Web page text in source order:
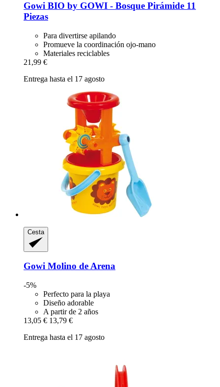
Gowi BIO by GOWI -​ Bosque Pirámide 11
Piezas
Para divertirse apilando
Promueve la coordinación ojo-mano
Materiales reciclables
21,99 €
Entrega hasta el 17 agosto
Cesta
Gowi Molino de Arena
-5%
Perfecto para la playa
Diseño adorable
A partir de 2 años
13,05 € 13,79 €
Entrega hasta el 17 agosto